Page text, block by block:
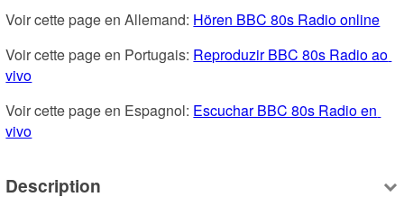
Voir cette page en Allemand: Hören BBC 80s Radio online
Voir cette page en Portugais: Reproduzir BBC 80s Radio ao
vivo
Voir cette page en Espagnol: Escuchar BBC 80s Radio en
vivo
Description